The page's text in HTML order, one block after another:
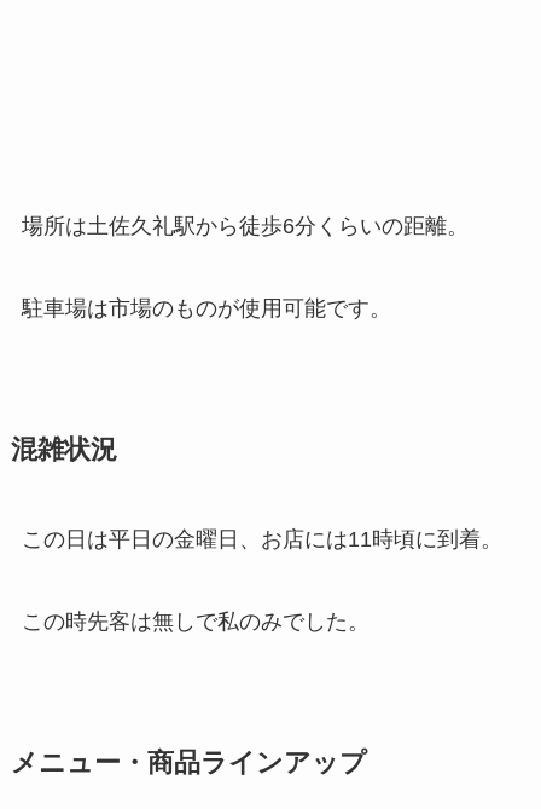
場所は土佐久礼駅から徒歩6分くらいの距離。
駐車場は市場のものが使用可能です。
混雑状況
この日は平日の金曜日、お店には11時頃に到着。
この時先客は無しで私のみでした。
メニュー・商品ラインアップ